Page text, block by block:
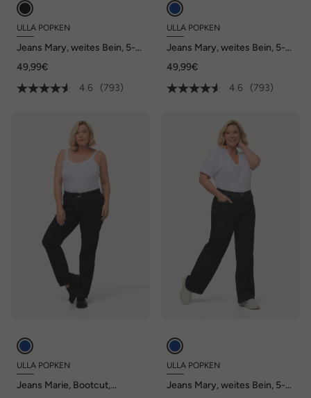
ULLA POPKEN
Jeans Mary, weites Bein, 5-
Komfortbund
49,99€
4.6
(793)
ULLA POPKEN
Jeans Mary, weites Bein, 5-
Komfortbund
49,99€
4.6
(793)
ULLA POPKEN
Jeans Marie, Bootcut,
ULLA POPKEN
Jeans Mary, weites Bein, 5-